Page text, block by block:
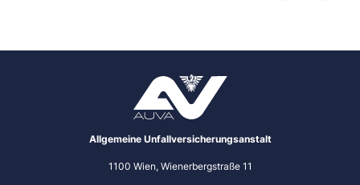
Allgemeine Unfallversicherungsanstalt
1100 Wien, Wienerbergstraße 11